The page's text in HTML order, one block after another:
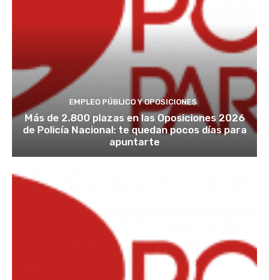
EMPLEO PÚBLICO Y OPOSICIONES
Más de 2.800 plazas en las Oposiciones 2026
de Policía Nacional: te quedan pocos días para
apuntarte